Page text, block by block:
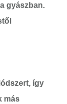
gyászban.
így
más